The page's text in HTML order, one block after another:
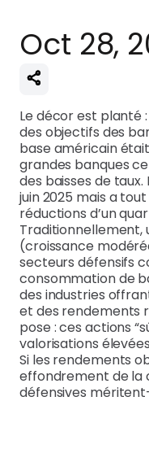
Oct 28,
Le décor est planté
des objectifs des
base américain était
grandes banques
des baisses de
juin 2025 mais a
réductions d’un
Traditionnellement,
(croissance
secteurs défensifs
consommation de
des industries
et des rendements
pose : ces actions
valorisations
Si les rendements
effondrement de la
défensives